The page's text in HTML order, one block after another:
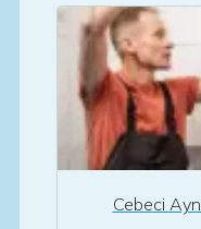
Cebeci